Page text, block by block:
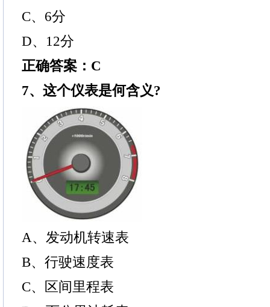
C、6分
D、12分
正确答案：C
7、这个仪表是何含义?
A、发动机转速表
B、行驶速度表
C、区间里程表